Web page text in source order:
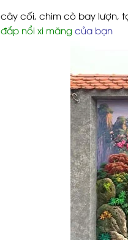
cây cối, chim cò bay lượn,
đắp nổi xi măng của bạn